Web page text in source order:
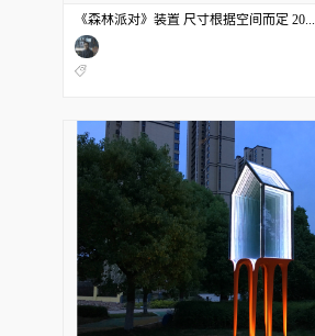
《森林派对》装置 尺寸根据空间而定 20...